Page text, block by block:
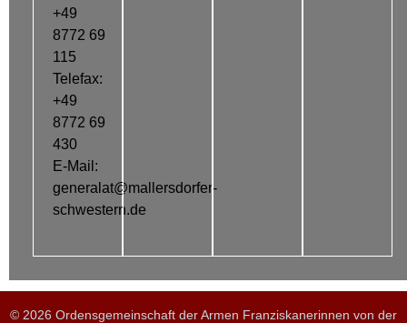
+49
8772 69
115
Telefax:
+49
8772 69
430
E-Mail:
generalat@mallersdorfer-
schwestern.de
© 2026 Ordensgemeinschaft der Armen Franziskanerinnen von der